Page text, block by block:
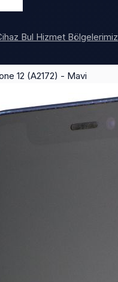
Bul Hizmet Bölgelerimiz
12 (A2172) - Mavi